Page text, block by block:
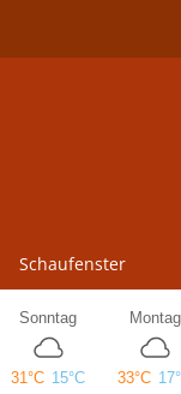
Schaufenster